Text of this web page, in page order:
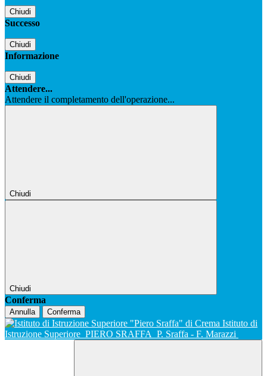
Chiudi
Successo
Chiudi
Informazione
Chiudi
Attendere...
Attendere il completamento dell'operazione...
Chiudi
Chiudi
Conferma
Annulla Conferma
Istituto di
Istruzione Superiore PIERO SRAFFA P. Sraffa - F. Marazzi